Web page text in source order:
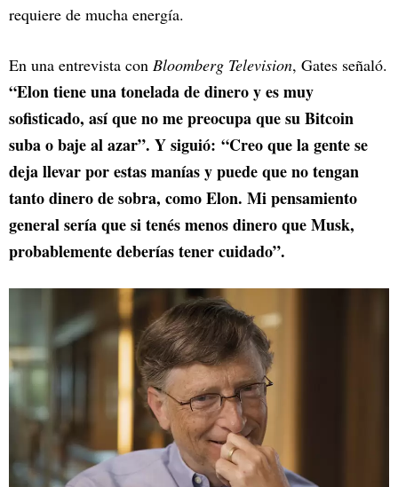
requiere de mucha energía.
En una entrevista con Bloomberg Television, Gates señaló.
“Elon tiene una tonelada de dinero y es muy
sofisticado, así que no me preocupa que su Bitcoin
suba o baje al azar”. Y siguió: “Creo que la gente se
deja llevar por estas manías y puede que no tengan
tanto dinero de sobra, como Elon. Mi pensamiento
general sería que si tenés menos dinero que Musk,
probablemente deberías tener cuidado”.